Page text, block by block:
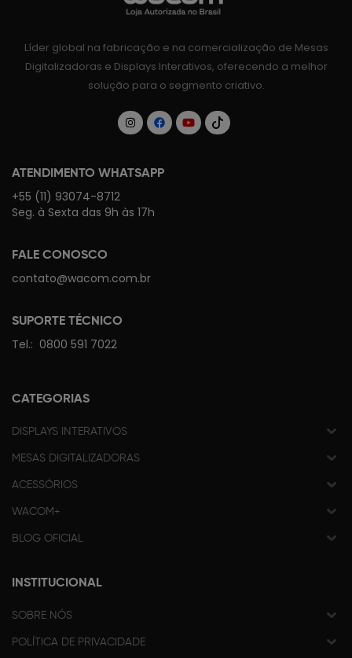
Líder global na fabricação e na comercialização de Mesas
Digitalizadoras e Displays Interativos, oferecendo a melhor
solução para o segmento criativo.
ATENDIMENTO WHATSAPP
+55 (11) 93074-8712
Seg. à Sexta das 9h às 17h
FALE CONOSCO
contato@wacom.com.br
SUPORTE TÉCNICO
Tel.: 0800 591 7022
CATEGORIAS
DISPLAYS INTERATIVOS
MESAS DIGITALIZADORAS
ACESSÓRIOS
WACOM+
BLOG OFICIAL
INSTITUCIONAL
SOBRE NÓS
POLÍTICA DE PRIVACIDADE